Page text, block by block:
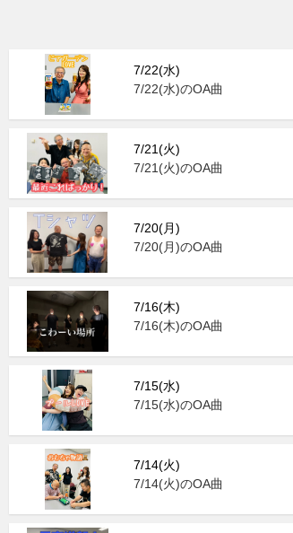
7/22(水)
7/22(水)のOA曲
7/21(火)
7/21(火)のOA曲
7/20(月)
7/20(月)のOA曲
7/16(木)
7/16(木)のOA曲
7/15(水)
7/15(水)のOA曲
7/14(火)
7/14(火)のOA曲